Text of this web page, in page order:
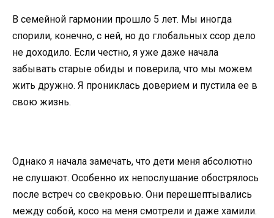
В семейной гармонии прошло 5 лет. Мы иногда
спорили, конечно, с ней, но до глобальных ссор дело
не доходило. Если честно, я уже даже начала
забывать старые обиды и поверила, что мы можем
жить дружно. Я прониклась доверием и пустила ее в
свою жизнь.
Однако я начала замечать, что дети меня абсолютно
не слушают. Особенно их непослушание обострялось
после встреч со свекровью. Они перешептывались
между собой, косо на меня смотрели и даже хамили.